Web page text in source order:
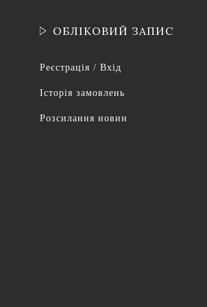
ОБЛІКОВИЙ ЗАПИС
Реєстрація / Вхід
Історія замовлень
Розсилання новин